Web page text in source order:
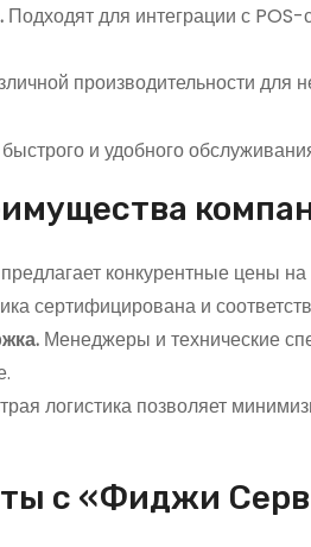
Подходят для интеграции с
производительности для
и удобного
конкурентные цены
сертифицирована и
Менеджеры и технические
логистика позволяет
с «Фиджи